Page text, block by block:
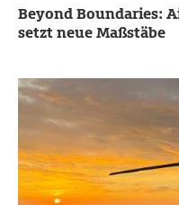
Beyond Boundaries:
setzt neue Maßstäbe